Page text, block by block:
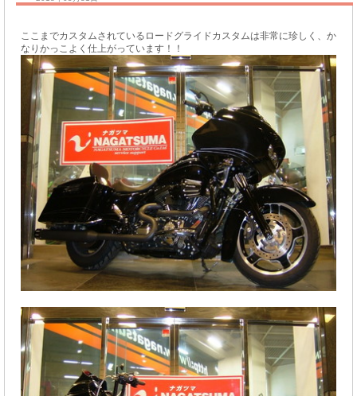
ここまでカスタムされているロードグライドカスタムは非常に珍しく、か
なりかっこよく仕上がっています！！